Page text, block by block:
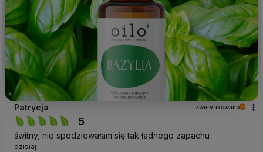
Patrycja zweryfikowano
5
świtny, nie spodziewałam się tak ładnego zapachu
dzisiaj